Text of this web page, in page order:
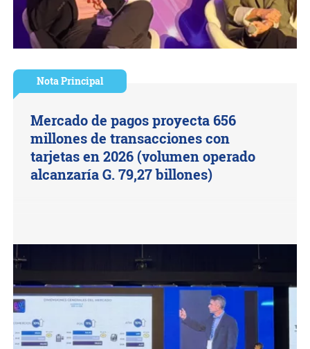
Nota Principal
Mercado de pagos proyecta 656
millones de transacciones con
tarjetas en 2026 (volumen operado
alcanzaría G. 79,27 billones)